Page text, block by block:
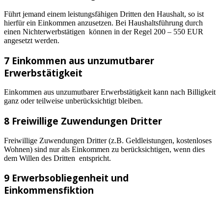
Führt jemand einem leistungsfähigen Dritten den Haushalt, so ist
hierfür ein Einkommen anzusetzen. Bei Haushaltsführung durch
einen Nichterwerbstätigen können in der Regel 200 – 550 EUR
angesetzt werden.
7 Einkommen aus unzumutbarer
Erwerbstätigkeit
Einkommen aus unzumutbarer Erwerbstätigkeit kann nach Billigkeit
ganz oder teilweise unberücksichtigt bleiben.
8 Freiwillige Zuwendungen Dritter
Freiwillige Zuwendungen Dritter (z.B. Geldleistungen, kostenloses
Wohnen) sind nur als Einkommen zu berücksichtigen, wenn dies
dem Willen des Dritten entspricht.
9 Erwerbsobliegenheit und
Einkommensfiktion